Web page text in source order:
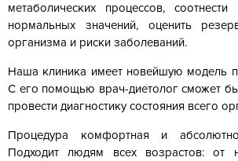
метаболических процессов,
нормальных значений, оценить
организма и риски заболеваний.
Наша клиника имеет новейшую модель
С его помощью врач-диетолог сможет
провести диагностику состояния всего
Процедура комфортная и
Подходит людям всех возрастов: от